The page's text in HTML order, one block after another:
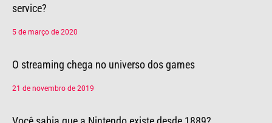
service?
5 de março de 2020
O streaming chega no universo dos games
21 de novembro de 2019